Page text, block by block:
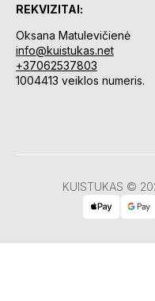
REKVIZITAI:
Oksana Matulevičienė
info@kuistukas.net
+37062537803
1004413 veiklos numeris.
KUISTUKAS ©